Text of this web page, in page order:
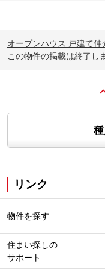
オープンハウス 戸建て仲
この物件の掲載は終了し
リンク
物件を探す
住まい探しの
サポート